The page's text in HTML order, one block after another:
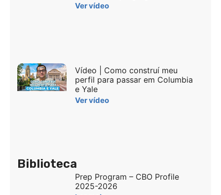
Ver vídeo
Vídeo | Como construí meu
perfil para passar em Columbia
e Yale
Ver vídeo
Biblioteca
Prep Program – CBO Profile
2025-2026